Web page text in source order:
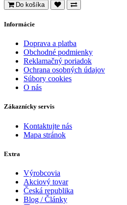
Do košíka
Informácie
Doprava a platba
Obchodné podmienky
Reklamačný poriadok
Ochrana osobných údajov
Súbory cookies
O nás
Zákaznícky servis
Kontaktujte nás
Mapa stránok
Extra
Výrobcovia
Akciový tovar
Česká republika
Blog / Články